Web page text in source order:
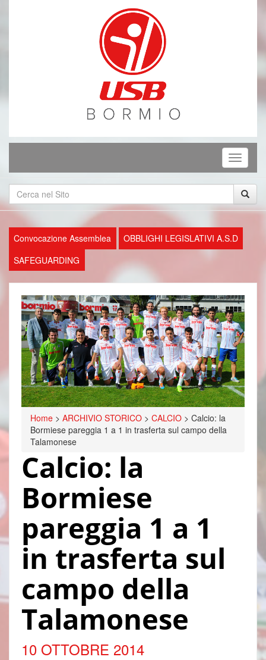
Mostra
o
Convocazione Assemblea
OBBLIGHI LEGISLATIVI A.S.D
SAFEGUARDING
Home > ARCHIVIO STORICO > CALCIO > Calcio: la
Bormiese pareggia 1 a 1 in trasferta sul campo della
Talamonese
Calcio: la
Bormiese
pareggia 1 a 1
in trasferta sul
campo della
Talamonese
10 OTTOBRE 2014